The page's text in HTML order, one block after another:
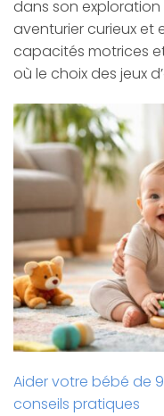
dans son
aventurier curieux et
capacités motrices
où le choix des jeux
Aider votre bébé de
conseils pratiques